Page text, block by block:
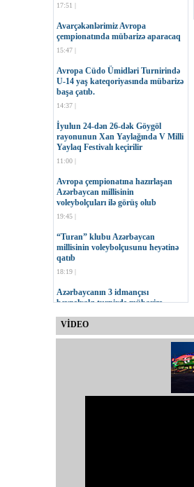
17:51 |
Avarçəkənlərimiz Avropa
çempionatında mübarizə aparacaq
15:47 |
Avropa Cüdo Ümidləri Turnirində
U-14 yaş kateqoriyasında mübarizə
başa çatıb.
14:37 |
İyulun 24-dən 26-dək Göygöl
rayonunun Xan Yaylağında V Milli
Yaylaq Festivalı keçirilir
11:00 |
Avropa çempionatına hazırlaşan
Azərbaycan millisinin
voleybolçuları ilə görüş olub
19:45 |
“Turan” klubu Azərbaycan
millisinin voleybolçusunu heyətinə
qatıb
18:19 |
Azərbaycanın 3 idmançısı
beynəlxalq turnirdə mübarizə
17:47 |
Hüseynzadənin 75 yaşı tamam olub
VİDEO